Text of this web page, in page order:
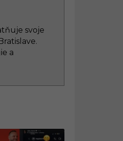
svoje
a